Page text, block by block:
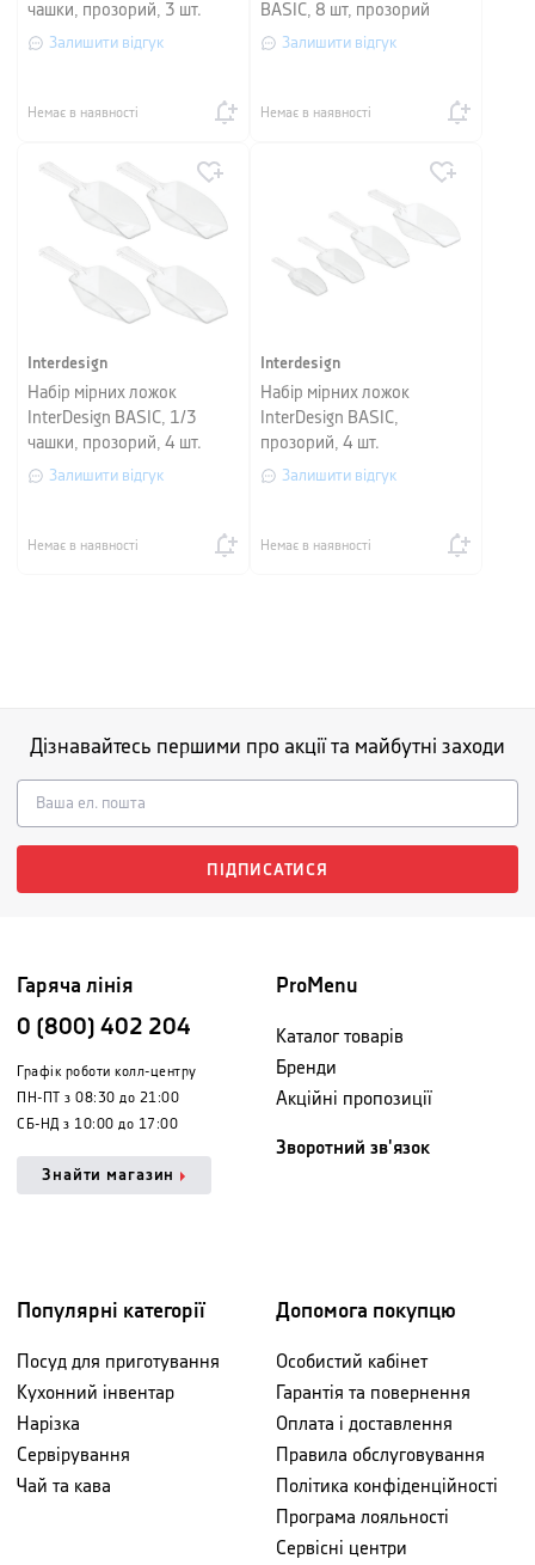
чашки, прозорий, 3 шт.
Залишити відгук
Немає в наявності
BASIC, 8 шт, прозорий
Залишити відгук
Немає в наявності
Interdesign
Набір мірних ложок
InterDesign BASIC, 1/3
чашки, прозорий, 4 шт.
Залишити відгук
Немає в наявності
Interdesign
Набір мірних ложок
InterDesign BASIC,
прозорий, 4 шт.
Залишити відгук
Немає в наявності
Дізнавайтесь першими про акції та майбутні заходи
ПІДПИСАТИСЯ
Гаряча лінія
0 (800) 402 204
Графік роботи колл-центру
ПН-ПТ з 08:30 до 21:00
СБ-НД з 10:00 до 17:00
Знайти магазин
ProMenu
Каталог товарів
Бренди
Акційні пропозиції
Зворотний зв'язок
Популярні категорії
Посуд для приготування
Кухонний інвентар
Нарізка
Сервірування
Чай та кава
Допомога покупцю
Особистий кабінет
Гарантія та повернення
Оплата і доставлення
Правила обслуговування
Політика конфіденційності
Програма лояльності
Сервісні центри